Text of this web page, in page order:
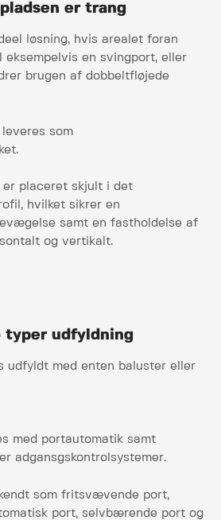
er trang
løsning, hvis arealet foran
en svingport, eller
brugen af dobbeltfløjede
som
placeret skjult i det
hvilket sikrer en
samt en fastholdelse af
og vertikalt.
udfyldning
udfyldt med enten baluster eller
med portautomatik samt
adgansgskontrolsystemer.
som fritsvævende port,
port, selvbærende port og